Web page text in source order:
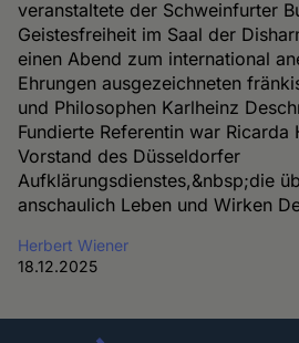
veranstaltete der Schweinfurter
Geistesfreiheit im Saal der
einen Abend zum international
Ehrungen ausgezeichneten
und Philosophen Karlheinz
Fundierte Referentin war Ricarda
Vorstand des Düsseldorfer
Aufklärungsdienstes,&nbsp;die
anschaulich Leben und Wirken
Herbert Wiener
18.12.2025